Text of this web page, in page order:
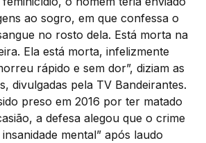
ao sogro, em que confessa o
no rosto dela. Está morta na
Ela está morta, infelizmente
rápido e sem dor”, diziam as
divulgadas pela TV Bandeirantes.
preso em 2016 por ter matado
a defesa alegou que o crime
mental” após laudo